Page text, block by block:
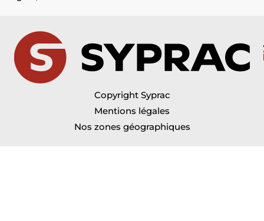
Copyright Syprac
Mentions légales
Nos zones géographiques